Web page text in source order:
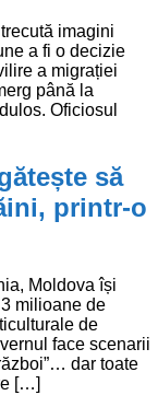
imagini
a fi o decizie
a migrației
până la
Oficiosul
să
printr-o
Moldova își
milioane de
de
face scenarii
dar toate
[…]